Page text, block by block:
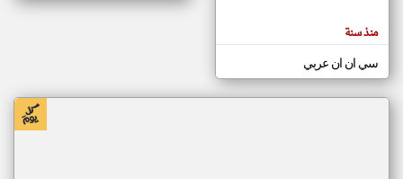
أهم اخبار موريتانيا العاجلة والمباشرة
منذ سنة
سي ان ان عربي